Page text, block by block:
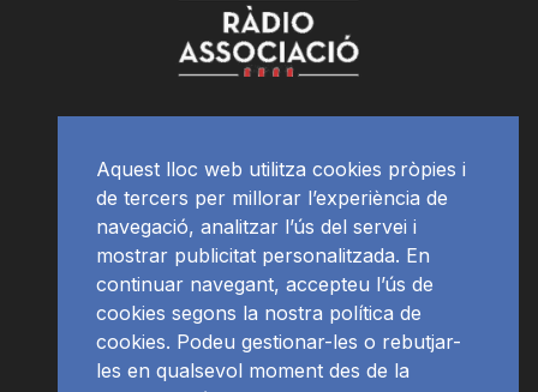
Aquest lloc web utilitza cookies pròpies i
de tercers per millorar l’experiència de
navegació, analitzar l’ús del servei i
mostrar publicitat personalitzada. En
continuar navegant, accepteu l’ús de
cookies segons la nostra política de
cookies. Podeu gestionar-les o rebutjar-
les en qualsevol moment des de la